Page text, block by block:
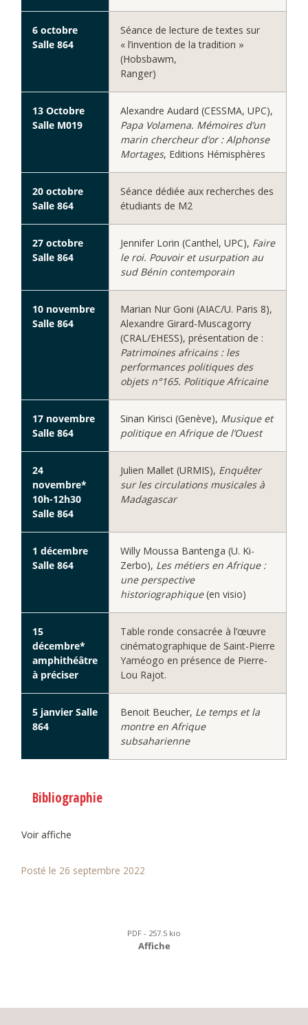
6 octobre
Salle 864
Séance de lecture de textes sur
« l’invention de la tradition »
(Hobsbawm,
Ranger)
13 Octobre
Salle M019
Alexandre Audard (CESSMA, UPC),
Papa Volamena. Mémoires d’un
marin chercheur d’or : Alphonse
Mortages, Editions Hémisphères
20 octobre
Salle 864
Séance dédiée aux recherches des
étudiants de M2
27 octobre
Salle 864
Jennifer Lorin (Canthel, UPC), Faire
le roi. Pouvoir et usurpation au
sud Bénin contemporain
10 novembre
Salle 864
Marian Nur Goni (AIAC/U. Paris 8),
Alexandre Girard-Muscagorry
(CRAL/EHESS), présentation de :
Patrimoines africains : les
performances politiques des
objets n°165. Politique Africaine
17 novembre
Salle 864
Sinan Kirisci (Genève), Musique et
politique en Afrique de l’Ouest
24
novembre*
10h-12h30
Salle 864
Julien Mallet (URMIS), Enquêter
sur les circulations musicales à
Madagascar
1 décembre
Salle 864
Willy Moussa Bantenga (U. Ki-
Zerbo), Les métiers en Afrique :
une perspective
historiographique(en visio)
15
décembre*
amphithéâtre
à préciser
Table ronde consacrée à l’œuvre
cinématographique de Saint-Pierre
Yaméogo en présence de Pierre-
Lou Rajot.
5 janvier Salle
864
Benoit Beucher, Le temps et la
montre en Afrique
subsaharienne
Bibliographie
Voir affiche
Posté le 26 septembre 2022
PDF - 257.5 kio
Affiche